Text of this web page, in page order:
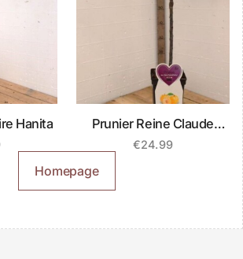
Hanita
Prunier Reine Claude
d’Ouillins
€24.99
Homepage